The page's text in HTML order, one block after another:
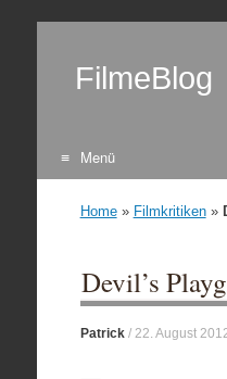
FilmeBlog
Menü
Home» Filmkritiken»
Devil’s
Patrick/ 22. August